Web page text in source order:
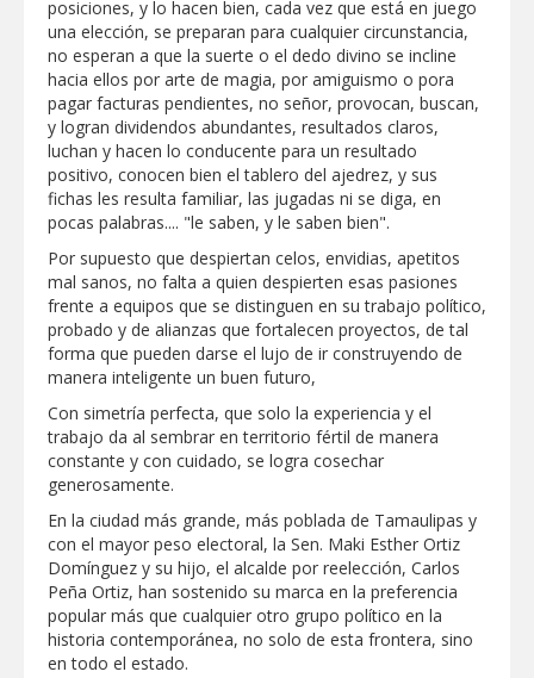
Instala Sector Salud Comité Estatal de
Calidad en Salud para garantizar un trato
digno y humanitario a los pacientes
GOBIERNO MUNICIPAL LLEVARÁ
“PRESIDENCIA CERQUITA DE TI” A LAS
COLONIAS JARDÍN Y SAN RAFAEL
Atiende Gobierno de Reynosa reportes
ciudadanos
ATIENDE COMAPA MÁS DE 1800
REPORTES RECIBIDOS A TRAVÉS DEL
073 DURANTE JULIO
Llevó Carlos Peña Ortiz programa
Subsidio del Agua a Valle Soleado
Prepara DIF Tamaulipas actividades para
adultas mayores
ESCUELA DE MÚSICA DEL SISTEMA DIF
ABRE INSCRIPCIONES PARA EL CICLO
AGOSTO-DICIEMBRE
posiciones, y lo hacen bien, cada vez que está en juego
una elección, se preparan para cualquier circunstancia,
no esperan a que la suerte o el dedo divino se incline
hacia ellos por arte de magia, por amiguismo o pora
pagar facturas pendientes, no señor, provocan, buscan,
y logran dividendos abundantes, resultados claros,
luchan y hacen lo conducente para un resultado
positivo, conocen bien el tablero del ajedrez, y sus
fichas les resulta familiar, las jugadas ni se diga, en
pocas palabras.... "le saben, y le saben bien".
Por supuesto que despiertan celos, envidias, apetitos
mal sanos, no falta a quien despierten esas pasiones
frente a equipos que se distinguen en su trabajo político,
probado y de alianzas que fortalecen proyectos, de tal
forma que pueden darse el lujo de ir construyendo de
manera inteligente un buen futuro,
Con simetría perfecta, que solo la experiencia y el
trabajo da al sembrar en territorio fértil de manera
constante y con cuidado, se logra cosechar
generosamente.
En la ciudad más grande, más poblada de Tamaulipas y
con el mayor peso electoral, la Sen. Maki Esther Ortiz
Domínguez y su hijo, el alcalde por reelección, Carlos
Peña Ortiz, han sostenido su marca en la preferencia
popular más que cualquier otro grupo político en la
historia contemporánea, no solo de esta frontera, sino
en todo el estado.